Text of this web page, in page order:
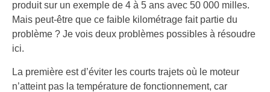
produit sur un exemple de 4 à 5 ans avec 50 000 milles.
Mais peut-être que ce faible kilométrage fait partie du
problème ? Je vois deux problèmes possibles à résoudre
ici.
La première est d’éviter les courts trajets où le moteur
n’atteint pas la température de fonctionnement, car